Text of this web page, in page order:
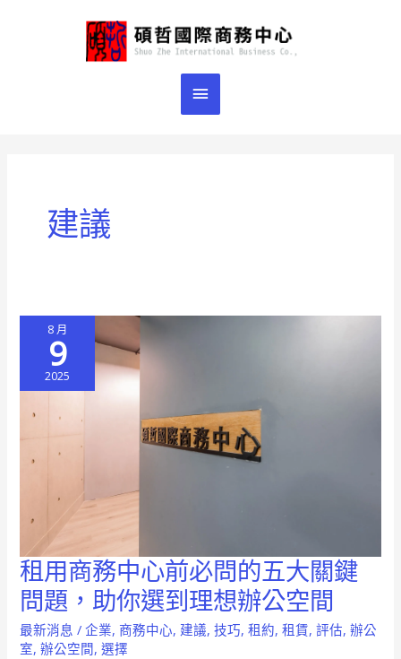
主
要
選
建議
8 月
9
2025
租用商務中心前必問的五大關鍵
問題，助你選到理想辦公空間
最新消息 /企業, 商務中心, 建議,技巧,租約,租賃,評估,辦公
室,辦公空間,選擇
租
用
商
務